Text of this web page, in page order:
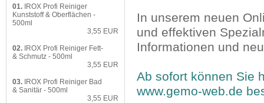
In unserem neuen
und effektiven
Informationen und
Ab sofort können Sie
www.gemo-web.de
01. IROX Profi Reiniger
Kunststoff & Oberflächen -
500ml
3,55 EUR
02. IROX Profi Reiniger Fett-
& Schmutz - 500ml
3,55 EUR
03. IROX Profi Reiniger Bad
& Sanitär - 500ml
3,55 EUR